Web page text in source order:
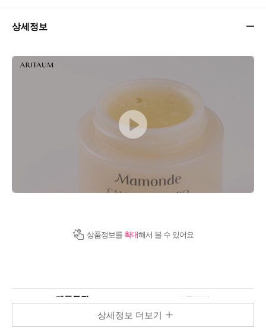
상세정보
상품정보를 확대해서 볼 수 있어요
제품특징 사용방법
상세정보 더보기